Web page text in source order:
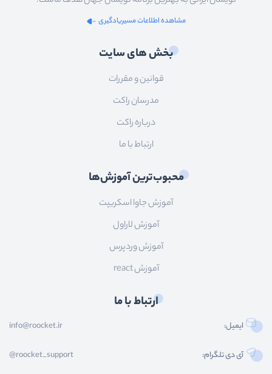
مشاهده اطلاعات مسیریادگیری
بخش های سایت
قوانین و مقررات
مدرسان راکت
درباره راکت
ارتباط با ما
محبوب‌ترین آموزش‌ها
آموزش جاوا اسکریپت
آموزش لاراول
آموزش وردپرس
آموزش react
ارتباط با ما
ایمیل: info@roocket.ir
آی دی تلگرام: @roocket_support